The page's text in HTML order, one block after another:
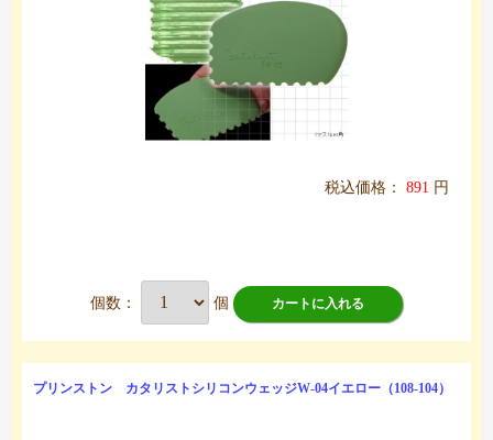
税込価格： 891 円
個数： 個 カートに入れる
プリンストン カタリストシリコンウェッジW-04イエロー（108-104）